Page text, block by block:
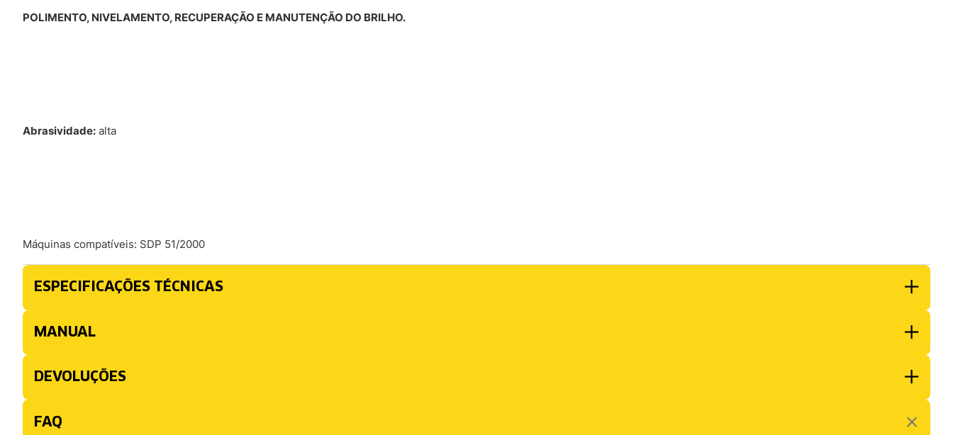
POLIMENTO, NIVELAMENTO, RECUPERAÇÃO E MANUTENÇÃO DO BRILHO.
Abrasividade: alta
Máquinas compatíveis: SDP 51/2000
ESPECIFICAÇÕES TÉCNICAS
MANUAL
DEVOLUÇÕES
FAQ